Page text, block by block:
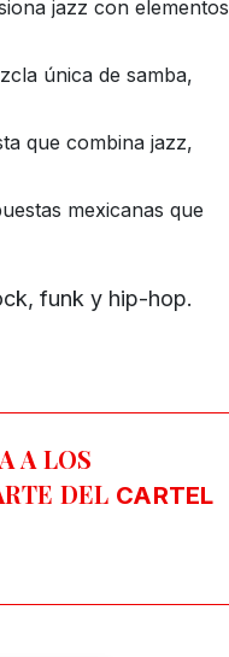
jazz con elementos
única de samba,
que combina jazz,
mexicanas que
funk y hip-hop.
A LOS
DEL CARTEL